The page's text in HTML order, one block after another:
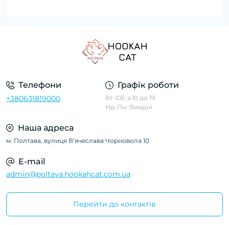
Телефони
+380631819000
Графік роботи
Вт-Сб: з 10 до 19
Нд-Пн: Вихідні
Наша адреса
м. Полтава, вулиця Вʼячеслава Чорновола 10
E-mail
admin@poltava.hookahcat.com.ua
Перейти до контактів